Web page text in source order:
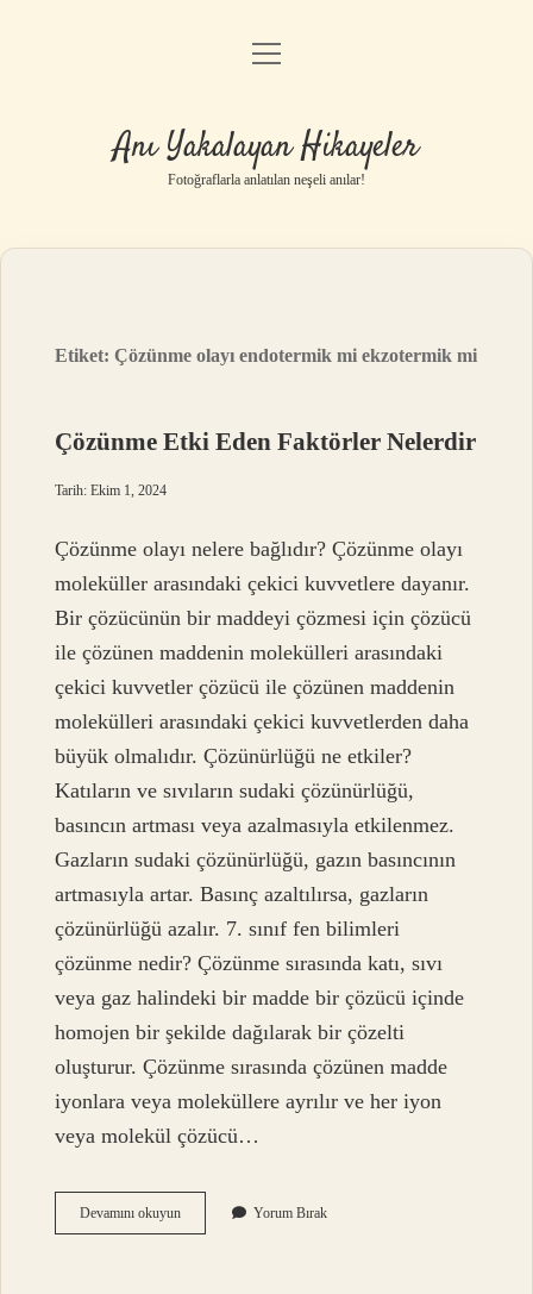
Anasayfa
Yasal Uyarı
menüyü
Anı Yakalayan Hikayeler
Fotoğraflarla anlatılan neşeli anılar!
Etiket:Çözünme olayı endotermik mi ekzotermik mi
Çözünme Etki Eden Faktörler Nelerdir
Tarih: Ekim 1, 2024
Çözünme olayı nelere bağlıdır? Çözünme olayı
moleküller arasındaki çekici kuvvetlere dayanır.
Bir çözücünün bir maddeyi çözmesi için çözücü
ile çözünen maddenin molekülleri arasındaki
çekici kuvvetler çözücü ile çözünen maddenin
molekülleri arasındaki çekici kuvvetlerden daha
büyük olmalıdır. Çözünürlüğü ne etkiler?
Katıların ve sıvıların sudaki çözünürlüğü,
basıncın artması veya azalmasıyla etkilenmez.
Gazların sudaki çözünürlüğü, gazın basıncının
artmasıyla artar. Basınç azaltılırsa, gazların
çözünürlüğü azalır. 7. sınıf fen bilimleri
çözünme nedir? Çözünme sırasında katı, sıvı
veya gaz halindeki bir madde bir çözücü içinde
homojen bir şekilde dağılarak bir çözelti
oluşturur. Çözünme sırasında çözünen madde
iyonlara veya moleküllere ayrılır ve her iyon
veya molekül çözücü…
Devamını okuyunÇözünme
Etki
Yorum Bırak